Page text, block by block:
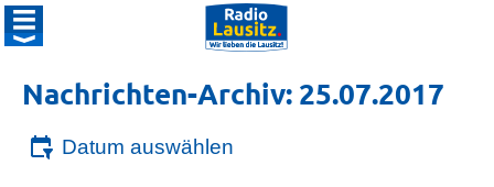
Nachrichten-Archiv: 25.07.2017
Datum auswählen